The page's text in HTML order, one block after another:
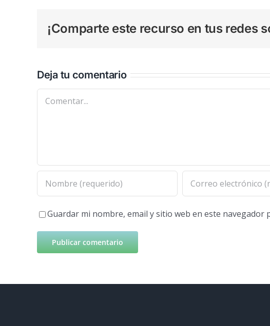
¡Comparte este recurso en tus redes
Deja tu comentario
Comentar
Guardar mi nombre, email y sitio web en este navegador